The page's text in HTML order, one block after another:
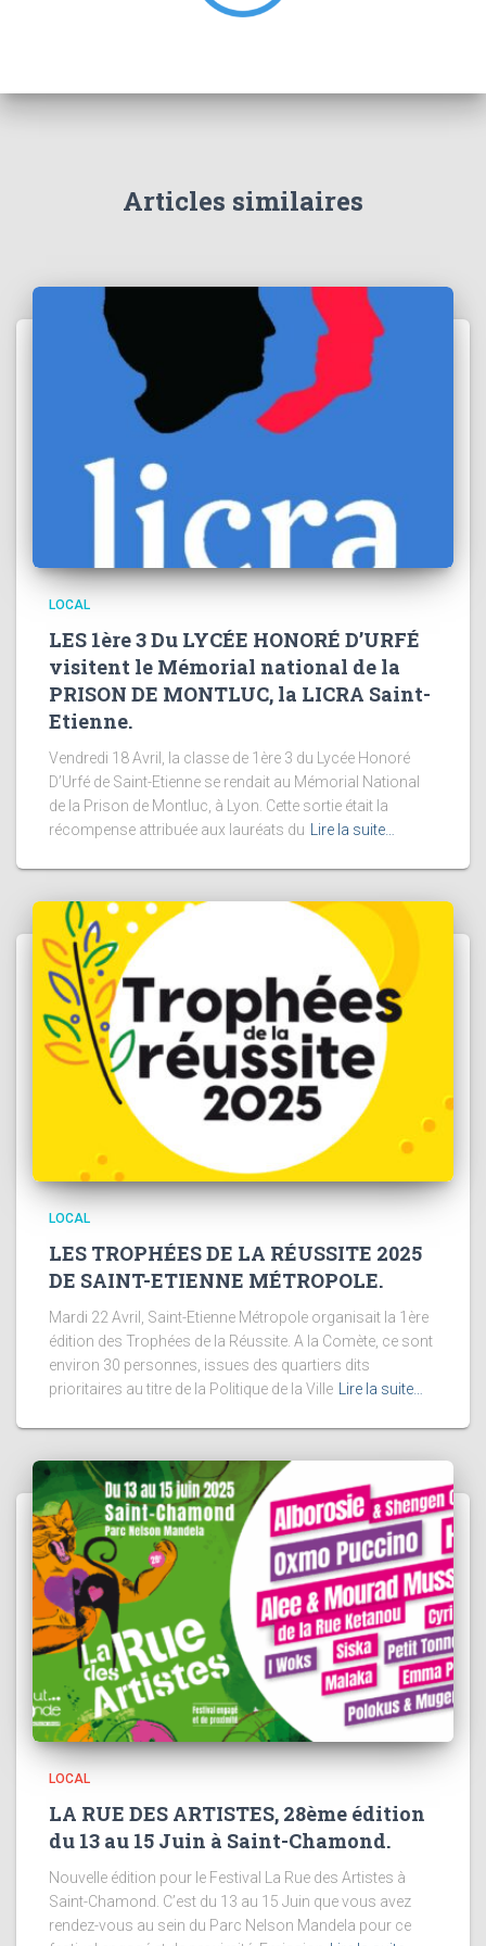
Articles similaires
LOCAL
LES 1ère 3 Du LYCÉE HONORÉ D’URFÉ
visitent le Mémorial national de la
PRISON DE MONTLUC, la LICRA Saint-
Etienne.
Vendredi 18 Avril, la classe de 1ère 3 du Lycée Honoré
D’Urfé de Saint-Etienne se rendait au Mémorial National
de la Prison de Montluc, à Lyon. Cette sortie était la
récompense attribuée aux lauréats du
Lire la suite…
LOCAL
LES TROPHÉES DE LA RÉUSSITE 2025
DE SAINT-ETIENNE MÉTROPOLE.
Mardi 22 Avril, Saint-Etienne Métropole organisait la 1ère
édition des Trophées de la Réussite. A la Comète, ce sont
environ 30 personnes, issues des quartiers dits
prioritaires au titre de la Politique de la Ville Lire la suite…
LOCAL
LA RUE DES ARTISTES, 28ème édition
du 13 au 15 Juin à Saint-Chamond.
Nouvelle édition pour le Festival La Rue des Artistes à
Saint-Chamond. C’est du 13 au 15 Juin que vous avez
rendez-vous au sein du Parc Nelson Mandela pour ce